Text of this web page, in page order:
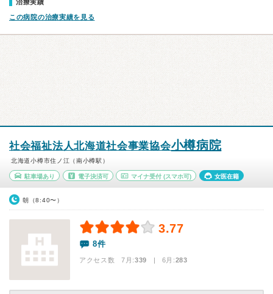
治療実績
この病院の治療実績を見る
社会福祉法人北海道社会事業協会小樽病院
北海道小樽市住ノ江（南小樽駅）
駐車場あり 電子決済可 マイナ受付 (スマホ可) 女医在籍
朝（8:40〜）
3.77
8件
アクセス数 7月:339 | 6月:283